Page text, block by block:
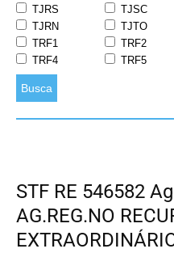
TJRS
TJSC
TJRN
TJTO
TRF1
TRF2
TRF4
TRF5
Busca
STF RE 546582
AG.REG.NO